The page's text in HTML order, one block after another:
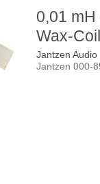
0,01 mH
Wax-Coil
Jantzen Audio
Jantzen 000-